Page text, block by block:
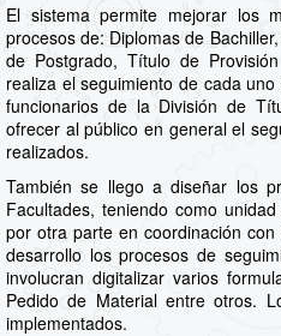
El sistema permite mejorar los
procesos de: Diplomas de
de Postgrado, Título de
realiza el seguimiento de cada
funcionarios de la División de
ofrecer al público en general el
realizados.
También se llego a diseñar los
Facultades, teniendo como
por otra parte en coordinación
desarrollo los procesos de
involucran digitalizar varios
Pedido de Material entre otros.
implementados.